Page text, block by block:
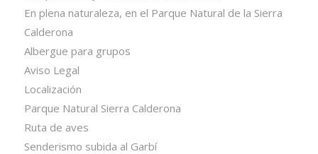
En plena naturaleza, en el Parque Natural de la Sierra
Calderona
Albergue para grupos
Aviso Legal
Localización
Parque Natural Sierra Calderona
Ruta de aves
Senderismo subida al Garbí